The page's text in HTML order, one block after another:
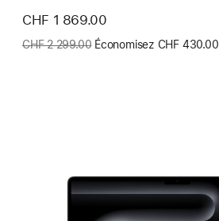
Nouveau
prix
CHF 1 869.00
Ancien
CHF 2 299.00 Économisez CHF 430.00